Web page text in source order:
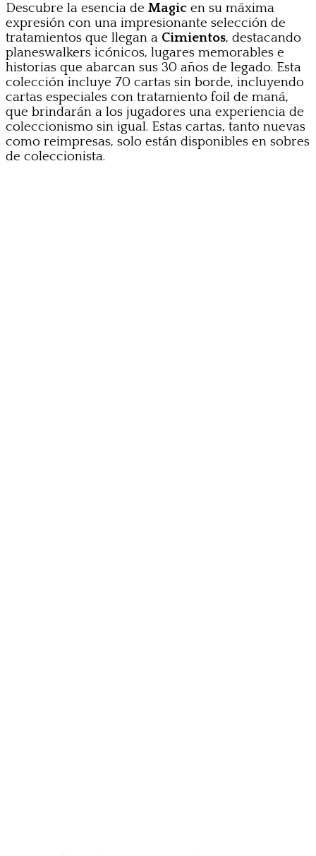
Descubre la esencia de Magic en su máxima
expresión con una impresionante selección de
tratamientos que llegan a Cimientos, destacando
planeswalkers icónicos, lugares memorables e
historias que abarcan sus 30 años de legado. Esta
colección incluye 70 cartas sin borde, incluyendo
cartas especiales con tratamiento foil de maná,
que brindarán a los jugadores una experiencia de
coleccionismo sin igual. Estas cartas, tanto nuevas
como reimpresas, solo están disponibles en sobres
de coleccionista.